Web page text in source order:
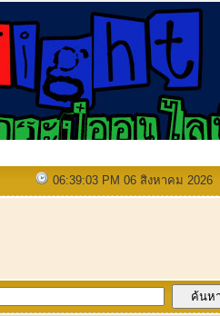
06:39:03 PM 06 สิงหาคม 2026